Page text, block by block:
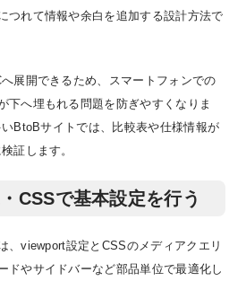
つれて情報や余白を追加する設計方法で
展開できるため、スマートフォンでの
下へ埋もれる問題を防ぎやすくなりま
BtoBサイトでは、比較表や仕様情報が
証します。
CSSで基本設定を行う
、viewport設定とCSSのメディアクエリ
ドやサイドバーなど部品単位で最適化し